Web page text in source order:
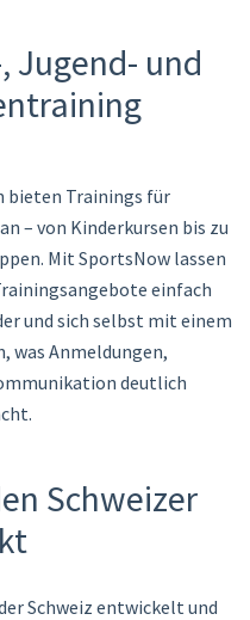
Jugend- und
bieten Trainings für
– von Kinderkursen bis zu
Mit SportsNow lassen
einfach
und sich selbst mit einem
was Anmeldungen,
deutlich
Schweizer
Schweiz entwickelt und